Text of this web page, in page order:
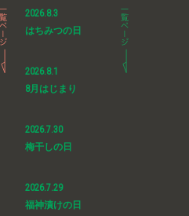
2026.8.3
はちみつの日
2026.8.1
8月はじまり
2026.7.30
梅干しの日
2026.7.29
福神漬けの日